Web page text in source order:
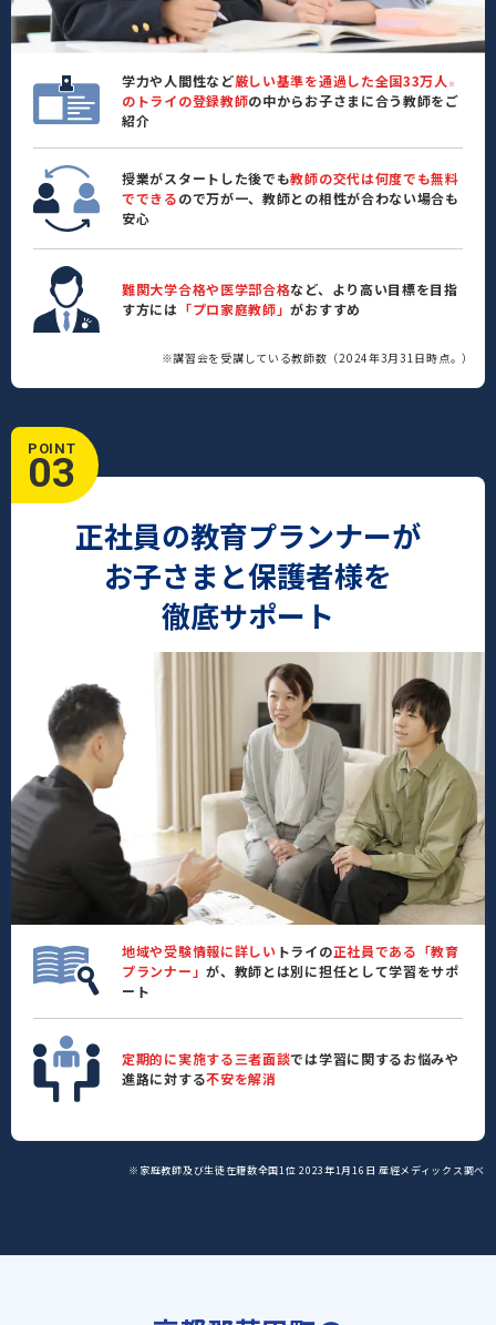
学力や人間性など厳しい基準を通過した全国33万人 ※
のトライの登録教師の中からお子さまに合う教師をご
紹介
授業がスタートした後でも教師の交代は何度でも無料
でできるので万が一、教師との相性が合わない場合も
安心
難関大学合格や医学部合格など、より高い目標を目指
す方には 「プロ家庭教師」がおすすめ
※講習会を受講している教師数（2024年3月31日時点。）
POINT
03
正社員の教育プランナーが
お子さまと保護者様を
徹底サポート
地域や受験情報に詳しい トライの正社員である「教育
プランナー」が、教師とは別に担任として学習をサポ
ート
定期的に実施する三者面談では学習に関するお悩みや
進路に対する不安を解消
※家庭教師及び生徒在籍数全国1位 2023年1月16日 産經メディックス調べ